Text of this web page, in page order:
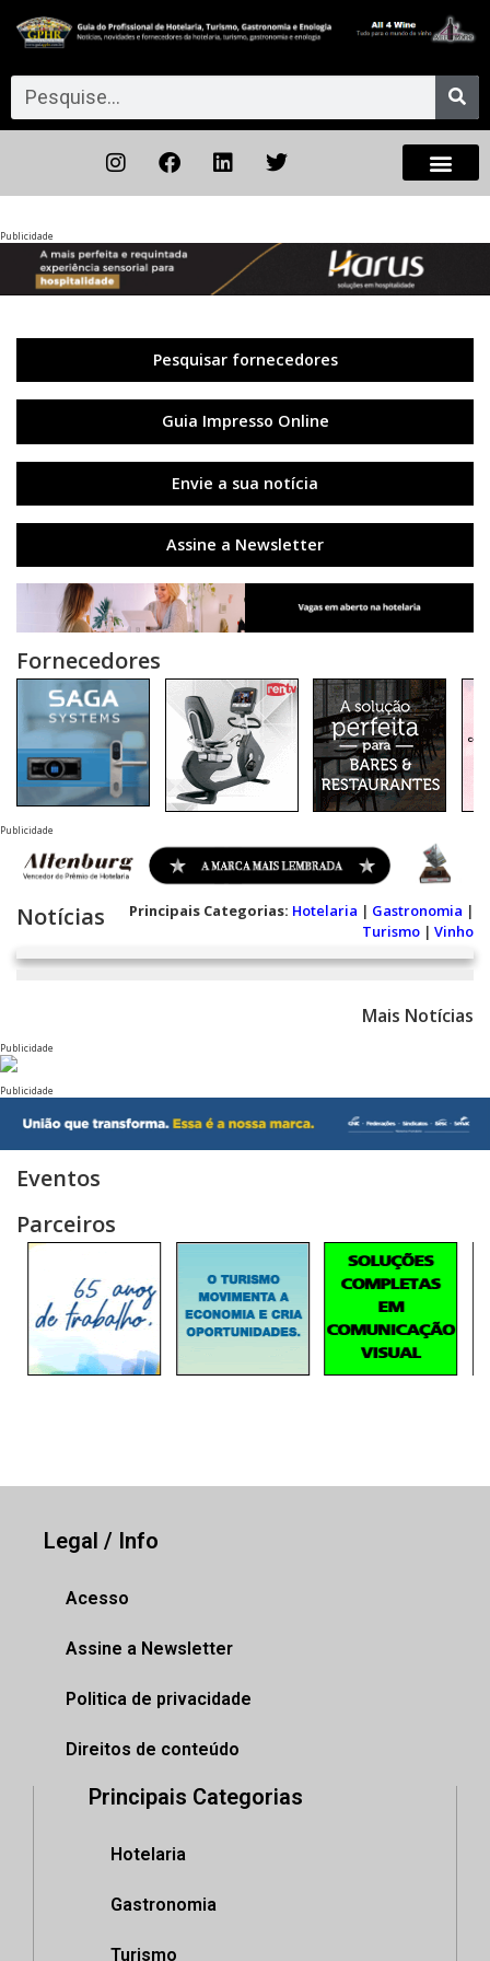
Publicidade
Pesquisar fornecedores
Guia Impresso Online
Envie a sua notícia
Assine a Newsletter
Fornecedores
Publicidade
Notícias Principais Categorias: Hotelaria | Gastronomia |
Turismo | Vinho
Mais Notícias
Publicidade
Publicidade
Eventos
Parceiros
Legal / Info
Acesso
Assine a Newsletter
Politica de privacidade
Direitos de conteúdo
Principais Categorias
Hotelaria
Gastronomia
Turismo